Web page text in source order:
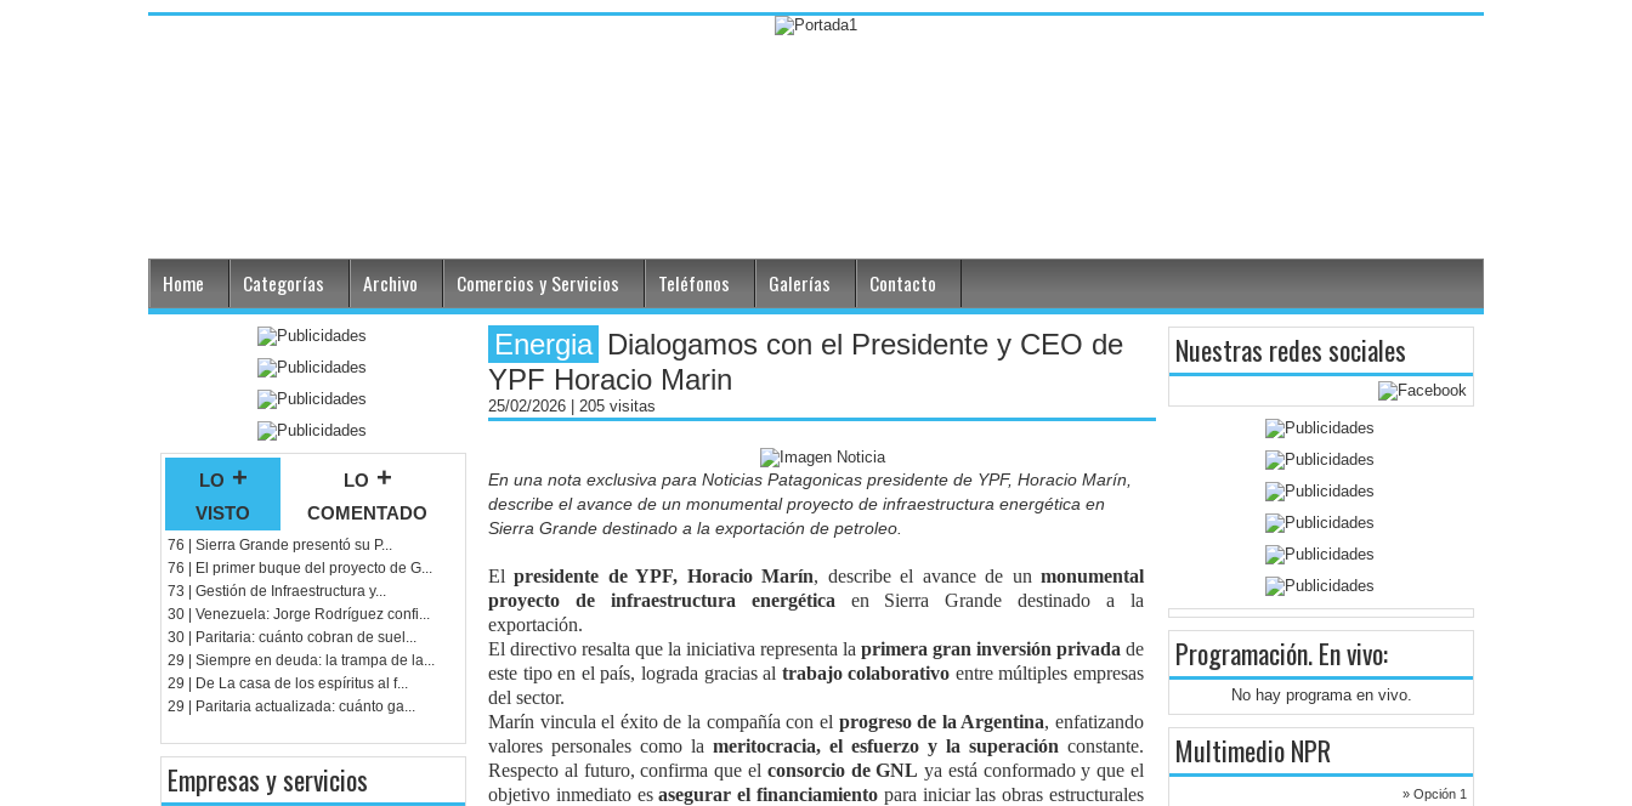
Home Categorías Archivo Comercios y Servicios Teléfonos Galerías Contacto
lo +
visto
lo +
comentado
76 | Sierra Grande presentó su P...
76 | El primer buque del proyecto de G...
73 | Gestión de Infraestructura y...
30 | Venezuela: Jorge Rodríguez confi...
30 | Paritaria: cuánto cobran de suel...
29 | Siempre en deuda: la trampa de la...
29 | De La casa de los espíritus al f...
29 | Paritaria actualizada: cuánto ga...
Empresas y servicios
Energia Dialogamos con el Presidente y CEO de
YPF Horacio Marin
25/02/2026 | 205 visitas
En una nota exclusiva para Noticias Patagonicas presidente de YPF, Horacio Marín,
describe el avance de un monumental proyecto de infraestructura energética en
Sierra Grande destinado a la exportación de petroleo.
Elpresidente de YPF, Horacio Marín, describe el avance de unmonumental
proyecto de infraestructura energética en Sierra Grande destinado a la
exportación.
El directivo resalta que la iniciativa representa la primera gran inversión privada de
este tipo en el país, lograda gracias al trabajo colaborativo entre múltiples empresas
del sector.
Marín vincula el éxito de la compañía con el progreso de la Argentina, enfatizando
valores personales como la meritocracia, el esfuerzo y la superación constante.
Respecto al futuro, confirma que el consorcio de GNL ya está conformado y que el
objetivo inmediato esasegurar el financiamiento para iniciar las obras estructurales
Nuestras redes sociales
Programación. En vivo:
No hay programa en vivo.
Multimedio NPR
» Opción 1